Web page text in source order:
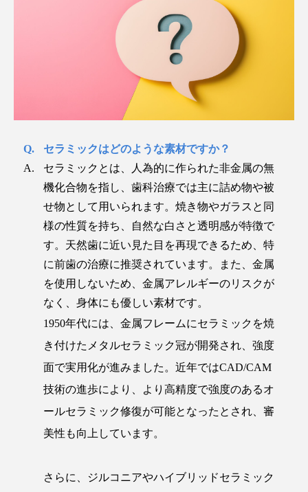
セラミックはどのような素材ですか？
セラミックとは、人為的に作られた非金属の無
機化合物を指し、歯科治療では主に詰め物や被
せ物として用いられます。焼き物やガラスと同
様の性質を持ち、自然な白さと透明感が特徴で
す。天然歯に近い見た目を再現できるため、特
に前歯の治療に推奨されています。また、金属
を使用しないため、金属アレルギーのリスクが
なく、身体にも優しい素材です。
1950年代には、金属フレームにセラミックを焼
き付けたメタルセラミック冠が開発され、強度
面で実用化が進みました。近年ではCAD/CAM
技術の進歩により、より高精度で強度のあるオ
ールセラミック修復が可能となったとされ、審
美性も向上しています。
さらに、ジルコニアやハイブリッドセラミック